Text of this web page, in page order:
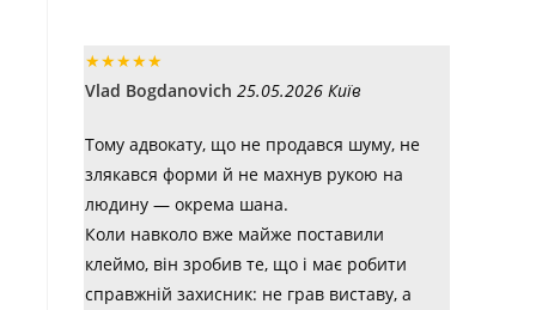
★★★★★
Vlad Bogdanovich 25.05.2026 Київ
Тому адвокату, що не продався шуму, не
злякався форми й не махнув рукою на
людину — окрема шана.
Коли навколо вже майже поставили
клеймо, він зробив те, що і має робити
справжній захисник: не грав виставу, а